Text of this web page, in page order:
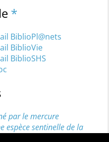
*
BiblioPl@nets
BiblioVie
BiblioSHS
par le mercure
espèce sentinelle de la